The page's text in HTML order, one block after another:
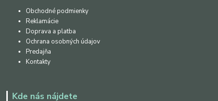
Obchodné podmienky
Reklamácie
Doprava a platba
Ochrana osobných údajov
Predajňa
Kontakty
Kde nás nájdete